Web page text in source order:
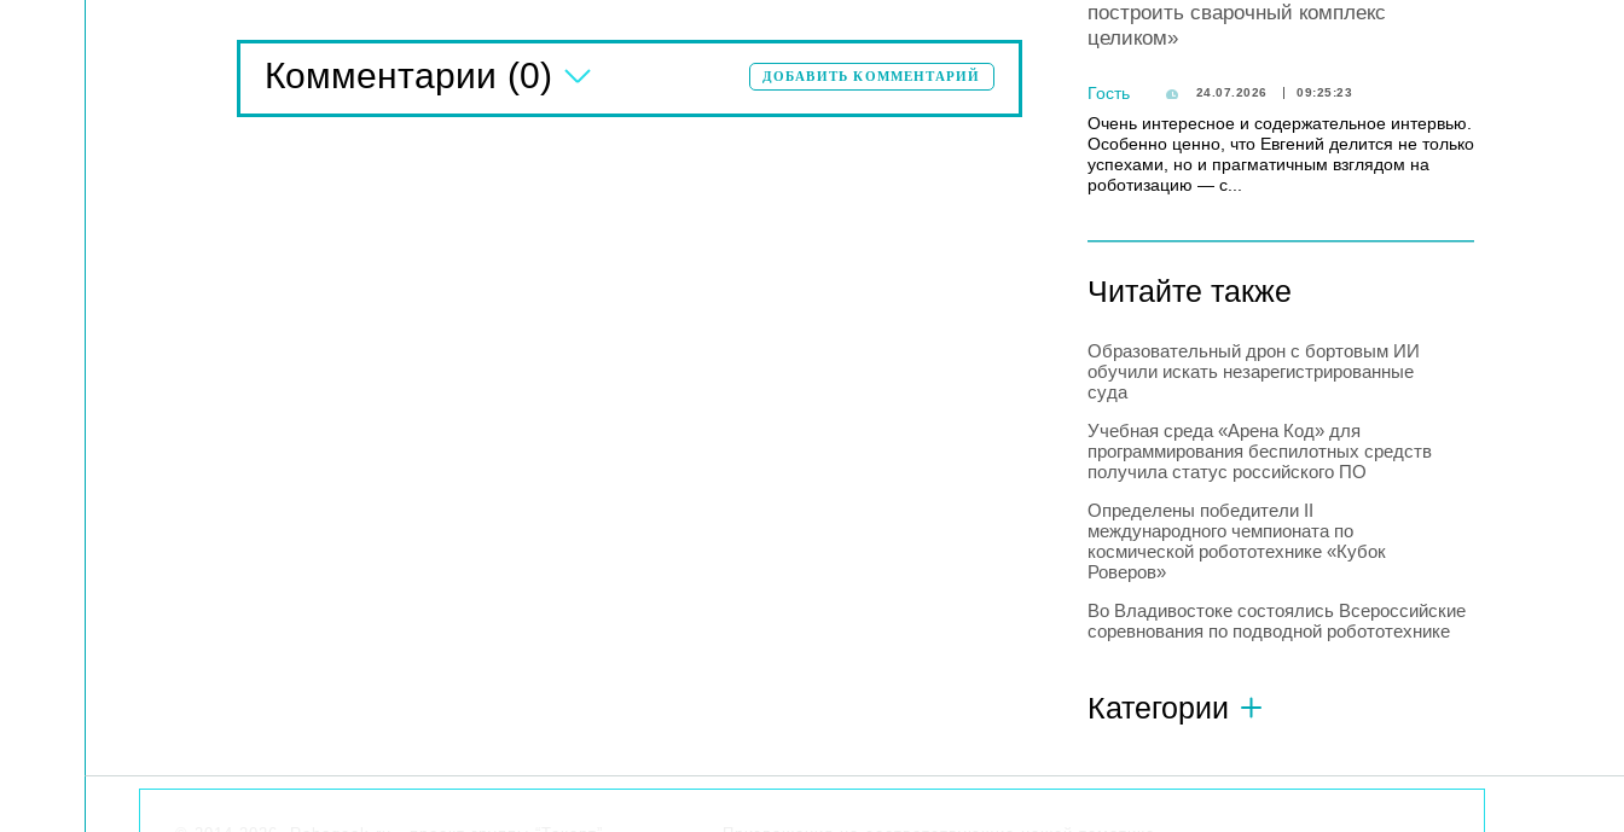
Комментарии (0) ДОБАВИТЬ КОММЕНТАРИЙ
построить сварочный комплекс
целиком»
Гость 24.07.2026 09:25:23
Очень интересное и содержательное интервью.
Особенно ценно, что Евгений делится не только
успехами, но и прагматичным взглядом на
роботизацию — с...
Читайте также
Образовательный дрон с бортовым ИИ
обучили искать незарегистрированные
суда
Учебная среда «Арена Код» для
программирования беспилотных средств
получила статус российского ПО
Определены победители II
международного чемпионата по
космической робототехнике «Кубок
Роверов»
Во Владивостоке состоялись Всероссийские
соревнования по подводной робототехнике
Категории